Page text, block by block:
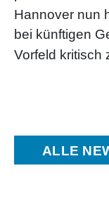
Hannover nun
bei künftigen
Vorfeld kritisch
ALLE